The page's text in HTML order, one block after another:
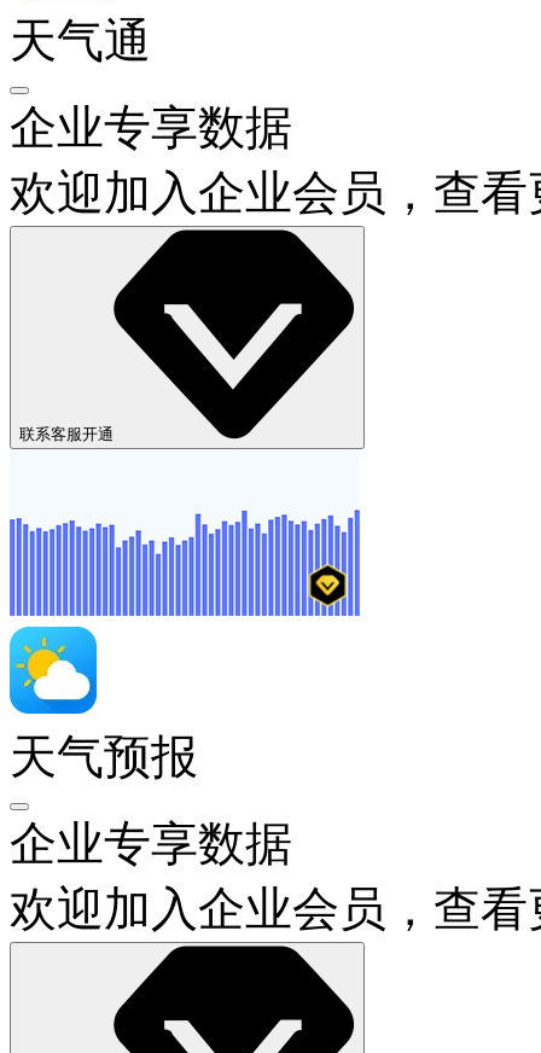
天气通
企业专享数据
欢迎加入企业会员，查
联系客服开通
天气预报
企业专享数据
欢迎加入企业会员，查